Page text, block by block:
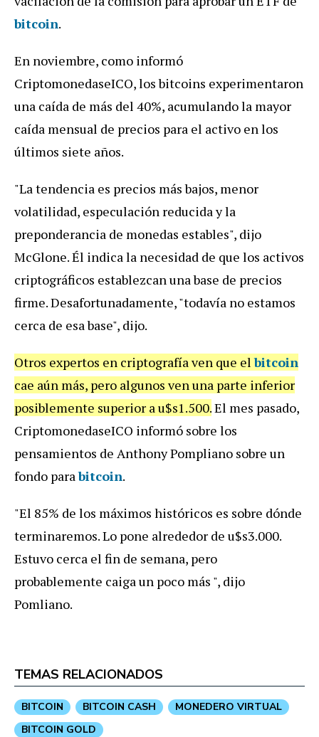
bitcoin.
En noviembre, como informó
CriptomonedaseICO, los bitcoins experimentaron
una caída de más del 40%, acumulando la mayor
caída mensual de precios para el activo en los
últimos siete años.
"La tendencia es precios más bajos, menor
volatilidad, especulación reducida y la
preponderancia de monedas estables", dijo
McGlone. Él indica la necesidad de que los activos
criptográficos establezcan una base de precios
firme. Desafortunadamente, "todavía no estamos
cerca de esa base", dijo.
Otros expertos en criptografía ven que elbitcoin
cae aún más, pero algunos ven una parte inferior
posiblemente superior a u$s1.500.El mes pasado,
CriptomonedaseICO informó sobre los
pensamientos de Anthony Pompliano sobre un
fondo parabitcoin.
"El 85% de los máximos históricos es sobre dónde
terminaremos. Lo pone alrededor de u$s3.000.
Estuvo cerca el fin de semana, pero
probablemente caiga un poco más ", dijo
Pomliano.
TEMAS RELACIONADOS
BITCOIN BITCOIN CASH
MONEDERO VIRTUAL
BITCOIN GOLD